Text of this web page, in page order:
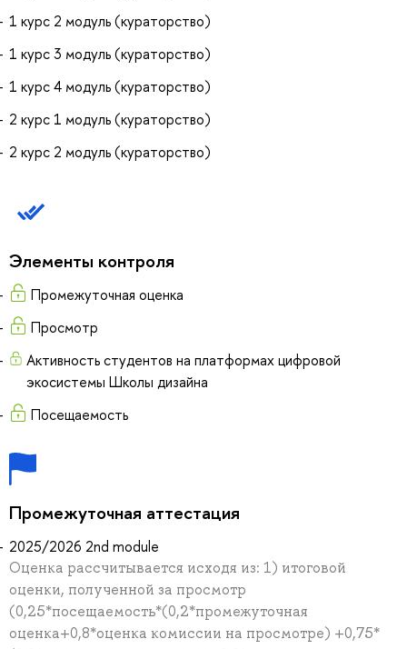
1 курс 2 модуль (кураторство)
1 курс 3 модуль (кураторство)
1 курс 4 модуль (кураторство)
2 курс 1 модуль (кураторство)
2 курс 2 модуль (кураторство)
Элементы контроля
Промежуточная оценка
Просмотр
Активность студентов на платформах цифровой
экосистемы Школы дизайна
Посещаемость
Промежуточная аттестация
2025/2026 2nd module
Оценка рассчитывается исходя из: 1) итоговой
оценки, полученной за просмотр
(0,25*посещаемость*(0,2*промежуточная
оценка+0,8*оценка комиссии на просмотре) +0,75*